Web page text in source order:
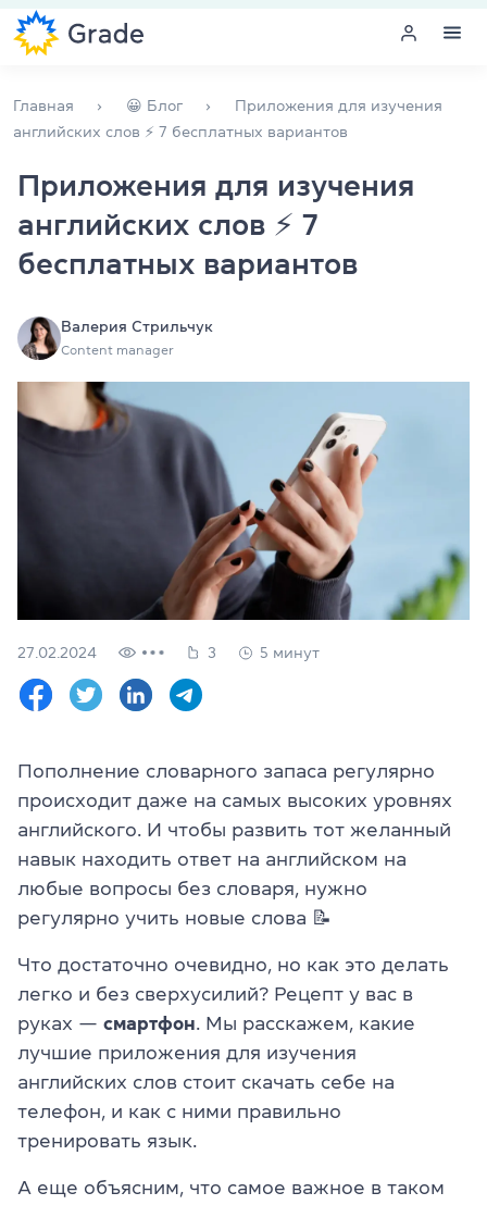
Обучение для преподавателей
Английский для компаний
Подготовка к экзаменам
уровень
Язык сайта
(063) 580 11 00
(098) 580 11 00
г. Киев, метро Золотые Ворота, ул. Ярославов Вал, 13/2-б,
Главная 😀 Блог
Приложения для изучения
английских слов ⚡ 7 бесплатных вариантов
Приложения для изучения
английских слов ⚡ 7
бесплатных вариантов
Валерия Стрильчук
Content manager
27.02.2024 3 5 минут
Пополнение словарного запаса регулярно
происходит даже на самых высоких уровнях
английского. И чтобы развить тот желанный
навык находить ответ на английском на
любые вопросы без словаря, нужно
регулярно учить новые слова 📝
Что достаточно очевидно, но как это делать
легко и без сверхусилий? Рецепт у вас в
руках — смартфон . Мы расскажем, какие
лучшие приложения для изучения
английских слов стоит скачать себе на
телефон, и как с ними правильно
тренировать язык.
А еще объясним, что самое важное в таком